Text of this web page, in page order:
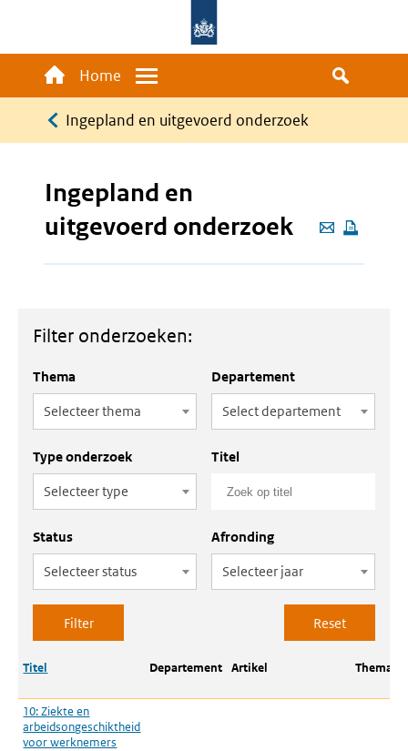
gaan
Main
navigation
Home Menu
Kruimelpad
Ingepland en uitgevoerd onderzoek
Deze
pagina
Ingepland en
uitgevoerd onderzoek
Filter onderzoeken:
Thema
Selecteer thema
Departement
Select departement
Type onderzoek
Selecteer type
Titel
Status
Selecteer status
Afronding
Selecteer jaar
Titel Departement Artikel Thema
10: Ziekte en
arbeidsongeschiktheid
voor werknemers